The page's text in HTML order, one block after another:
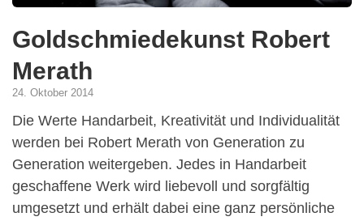
Goldschmiedekunst Robert
Merath
24. Oktober 2014
Die Werte Handarbeit, Kreativität und Individualität
werden bei Robert Merath von Generation zu
Generation weitergeben. Jedes in Handarbeit
geschaffene Werk wird liebevoll und sorgfältig
umgesetzt und erhält dabei eine ganz persönliche